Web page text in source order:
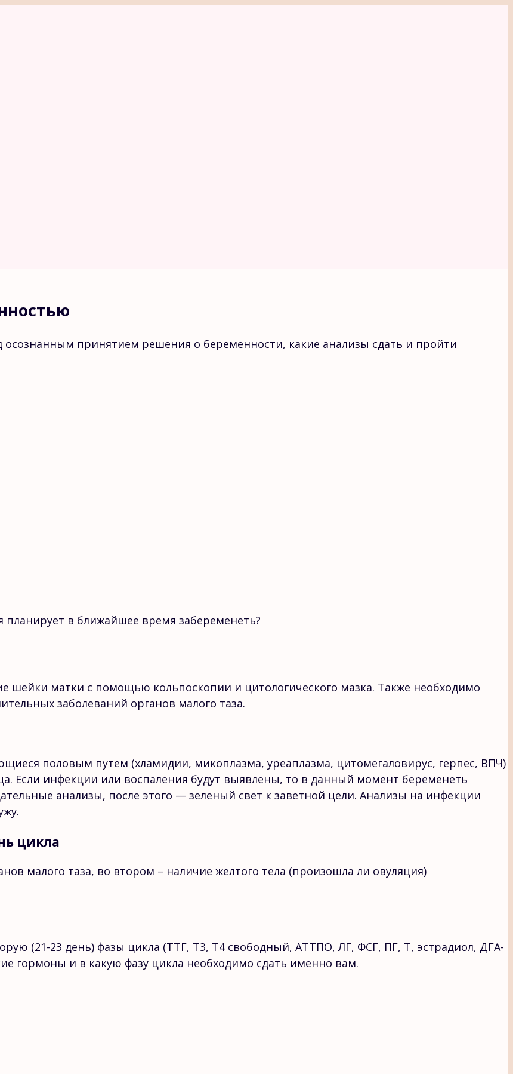
принятием решения о беременности, какие анализы сдать и пройти
в ближайшее время забеременеть?
шейки матки с помощью кольпоскопии и цитологического мазка. Также необходимо
заболеваний органов малого таза.
половым путем (хламидии, микоплазма, уреаплазма, цитомегаловирус, герпес, ВПЧ)
Если инфекции или воспаления будут выявлены, то в данный момент беременеть
анализы, после этого — зеленый свет к заветной цели. Анализы на инфекции
цикла
малого таза, во втором – наличие желтого тела (произошла ли овуляция)
(21-23 день) фазы цикла (ТТГ, Т3, Т4 свободный, АТТПО, ЛГ, ФСГ, ПГ, Т, эстрадиол, ДГА-
гормоны и в какую фазу цикла необходимо сдать именно вам.